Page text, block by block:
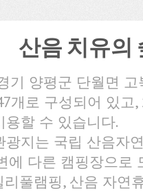
산음 치유의
기 양평군 단월면
개로 구성되어 있고
할 수 있습니다.
지는 국립 산음자
에 다른 캠핑장으로
풀램핑, 산음 자연